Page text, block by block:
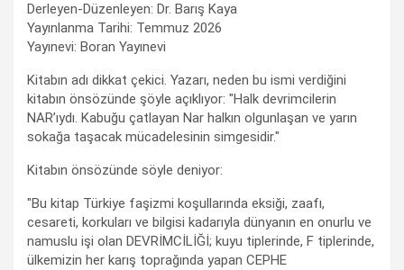
Derleyen-Düzenleyen: Dr. Barış Kaya
Yayınlanma Tarihi: Temmuz 2026
Yayınevi: Boran Yayınevi
Kitabın adı dikkat çekici. Yazarı, neden bu ismi verdiğini
kitabın önsözünde şöyle açıklıyor: "Halk devrimcilerin
NAR’ıydı. Kabuğu çatlayan Nar halkın olgunlaşan ve yarın
sokağa taşacak mücadelesinin simgesidir."
Kitabın önsözünde söyle deniyor:
"Bu kitap Türkiye faşizmi koşullarında eksiği, zaafı,
cesareti, korkuları ve bilgisi kadarıyla dünyanın en onurlu ve
namuslu işi olan DEVRİMCİLİĞİ; kuyu tiplerinde, F tiplerinde,
ülkemizin her karış toprağında yapan CEPHE